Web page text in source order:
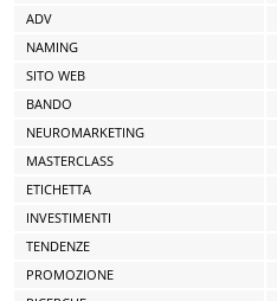
ADV
NAMING
SITO WEB
BANDO
NEUROMARKETING
MASTERCLASS
ETICHETTA
INVESTIMENTI
TENDENZE
PROMOZIONE